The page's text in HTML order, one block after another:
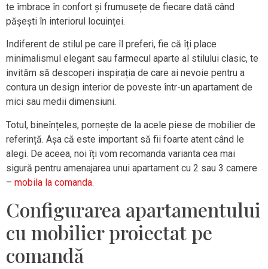
te îmbrace în confort și frumusețe de fiecare dată când
pășești în interiorul locuinței.
Indiferent de stilul pe care îl preferi, fie că îți place
minimalismul elegant sau farmecul aparte al stilului clasic, te
invităm să descoperi inspirația de care ai nevoie pentru a
contura un design interior de poveste într-un apartament de
mici sau medii dimensiuni.
Totul, bineînțeles, pornește de la acele piese de mobilier de
referință. Așa că este important să fii foarte atent când le
alegi. De aceea, noi îți vom recomanda varianta cea mai
sigură pentru amenajarea unui apartament cu 2 sau 3 camere
– mobila la comanda.
Configurarea apartamentului
cu mobilier proiectat pe
comandă